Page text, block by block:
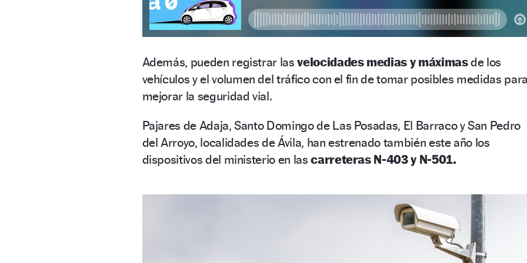
Además, pueden registrar lasvelocidades medias y máximasde los
vehículos y el volumen del tráfico con el fin de tomar posibles medidas
mejorar la seguridad vial.
Pajares de Adaja, Santo Domingo de Las Posadas, El Barraco y San Pedro
del Arroyo, localidades de Ávila, han estrenado también este año los
dispositivos del ministerio en las carreteras N-403 y N-501.